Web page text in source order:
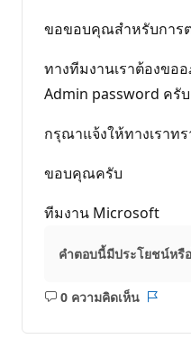
ขอขอบคุณสำหรับการ
ทางทีมงานเราต้องขอ
Admin password ครั
กรุณาแจ้งให้ทางเรา
ขอบคุณครับ
ทีมงาน Microsoft
คำตอบนี้มีประโยชน์หรื
0 ความคิดเห็น
ไม่มี